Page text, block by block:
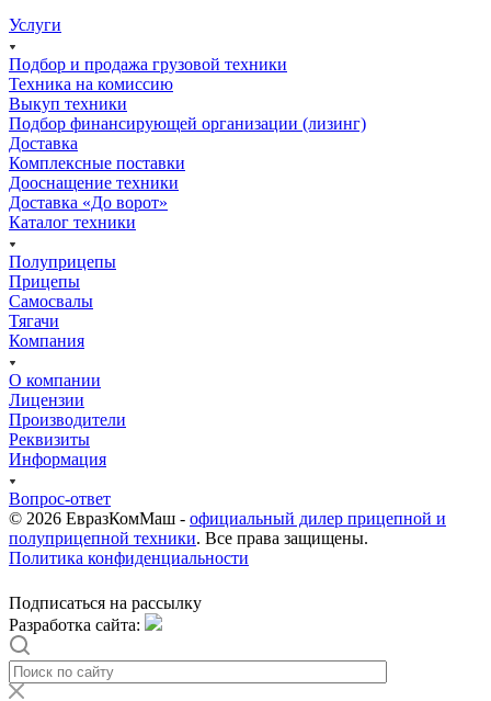
Услуги
Подбор и продажа грузовой техники
Техника на комиссию
Выкуп техники
Подбор финансирующей организации (лизинг)
Доставка
Комплексные поставки
Дооснащение техники
Доставка «До ворот»
Каталог техники
Полуприцепы
Прицепы
Самосвалы
Тягачи
Компания
О компании
Лицензии
Производители
Реквизиты
Информация
Вопрос-ответ
© 2026 ЕвразКомМаш - официальный дилер прицепной и
полуприцепной техники. Все права защищены.
Политика конфиденциальности
Подписаться на рассылку
Разработка сайта: